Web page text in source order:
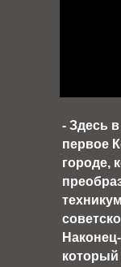
- Здесь
первое
городе,
который